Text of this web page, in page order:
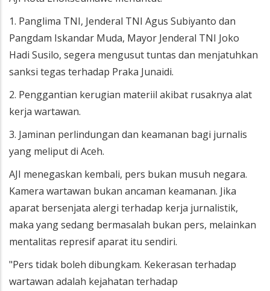
1. Panglima TNI, Jenderal TNI Agus Subiyanto dan
Pangdam Iskandar Muda, Mayor Jenderal TNI Joko
Hadi Susilo, segera mengusut tuntas dan menjatuhkan
sanksi tegas terhadap Praka Junaidi.
2. Penggantian kerugian materiil akibat rusaknya alat
kerja wartawan.
3. Jaminan perlindungan dan keamanan bagi jurnalis
yang meliput di Aceh.
AJI menegaskan kembali, pers bukan musuh negara.
Kamera wartawan bukan ancaman keamanan. Jika
aparat bersenjata alergi terhadap kerja jurnalistik,
maka yang sedang bermasalah bukan pers, melainkan
mentalitas represif aparat itu sendiri.
"Pers tidak boleh dibungkam. Kekerasan terhadap
wartawan adalah kejahatan terhadap